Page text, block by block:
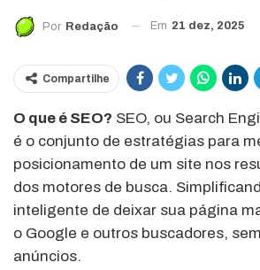
Por Redação Em 21 dez, 2025
Compartilhe
O que é SEO? SEO, ou Search
é o conjunto de estratégias para
posicionamento de um site nos
dos motores de busca.
inteligente de deixar sua página
o Google e outros buscadores,
anúncios.